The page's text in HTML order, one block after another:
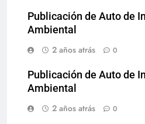
Publicación de Auto de
Ambiental
2 años atrás
0
Publicación de Auto de
Ambiental
2 años atrás
0